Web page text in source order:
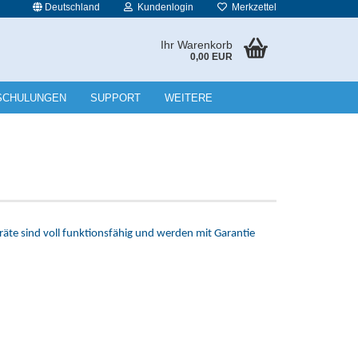
Deutschland Kundenlogin Merkzettel
Ihr Warenkorb
0,00 EUR
SUPPORT WEITERE
sind voll funktionsfähig und werden mit Garantie